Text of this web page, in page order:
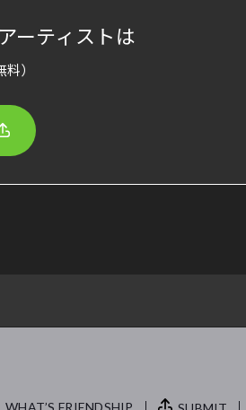
ーティストは
料）
WHAT’S FRIENDSHIP.